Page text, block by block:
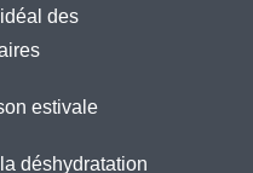
des
estivale
déshydratation